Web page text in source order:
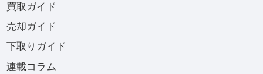
買取ガイド
売却ガイド
下取りガイド
連載コラム